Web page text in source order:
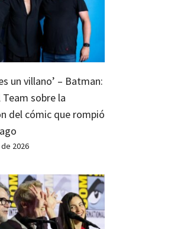
un villano’ – Batman:
sobre la
del cómic que rompió
2026